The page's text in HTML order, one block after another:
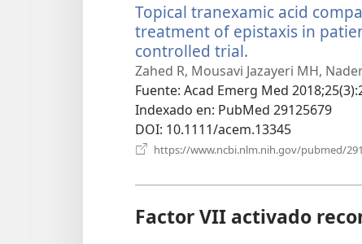
Topical tranexamic acid
treatment of epistaxis in
controlled trial.
una
nueva
ventana)
Zahed R, Mousavi Jazayeri MH,
Fuente‎: Acad Emerg Med
Indexado en‎: PubMed 29125679
DOI‎: 10.1111/acem.13345
https://www.ncbi.nlm.nih.gov/pubmed/
Factor VII activado